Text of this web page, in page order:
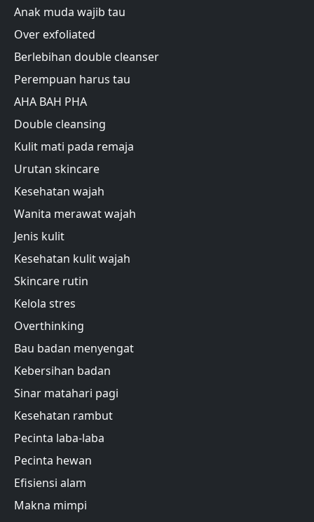
Anak muda wajib tau
Over exfoliated
Berlebihan double cleanser
Perempuan harus tau
AHA BAH PHA
Double cleansing
Kulit mati pada remaja
Urutan skincare
Kesehatan wajah
Wanita merawat wajah
Jenis kulit
Kesehatan kulit wajah
Skincare rutin
Kelola stres
Overthinking
Bau badan menyengat
Kebersihan badan
Sinar matahari pagi
Kesehatan rambut
Pecinta laba-laba
Pecinta hewan
Efisiensi alam
Makna mimpi